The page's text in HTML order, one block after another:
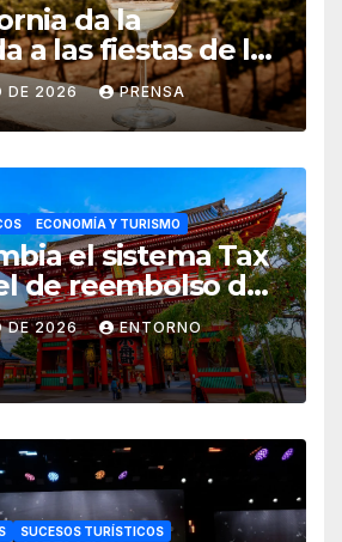
da la
a las fiestas de la
DE 2026 PRENSA
ECONOMÍA Y TURISMO
el sistema Tax
de reembolso de
desde noviembre
DE 2026 ENTORNO
SUCESOS TURÍSTICOS